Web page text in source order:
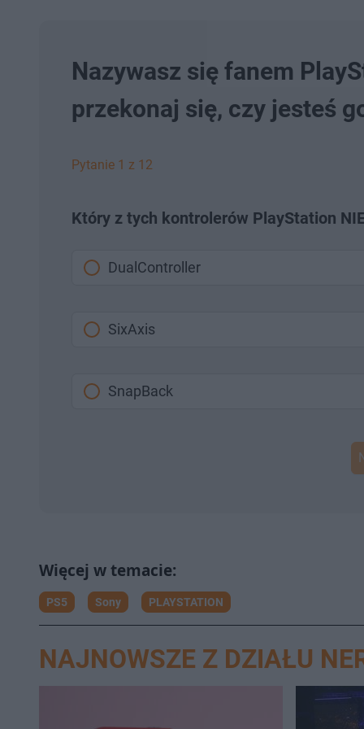
Nazywasz się fanem
przekonaj się, czy jesteś
Pytanie 1 z 12
Który z tych kontrolerów PlayStation
DualController
SixAxis
SnapBack
PS5 Sony PLAYSTATION
NAJNOWSZE Z DZIAŁU